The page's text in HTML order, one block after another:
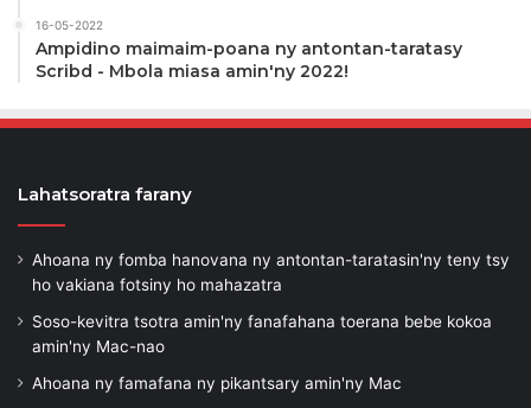
16-05-2022
Ampidino maimaim-poana ny antontan-taratasy
Scribd - Mbola miasa amin'ny 2022!
Lahatsoratra farany
Ahoana ny fomba hanovana ny antontan-taratasin'ny teny tsy
ho vakiana fotsiny ho mahazatra
Soso-kevitra tsotra amin'ny fanafahana toerana bebe kokoa
amin'ny Mac-nao
Ahoana ny famafana ny pikantsary amin'ny Mac